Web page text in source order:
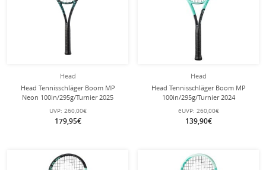
Head
Head Tennisschläger Boom MP
Neon 100in/295g/Turnier 2025
schwarz - unbesaitet -
UVP: 260,00€
179,95€
Head
Head Tennisschläger Boom MP
100in/295g/Turnier 2024
schwarz/türkis - unbesaitet -
eUVP: 260,00€
139,90€